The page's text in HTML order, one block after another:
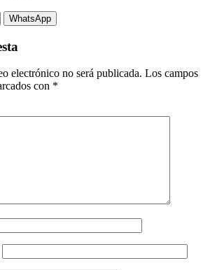
WhatsApp
electrónico no será publicada. Los campos
con *